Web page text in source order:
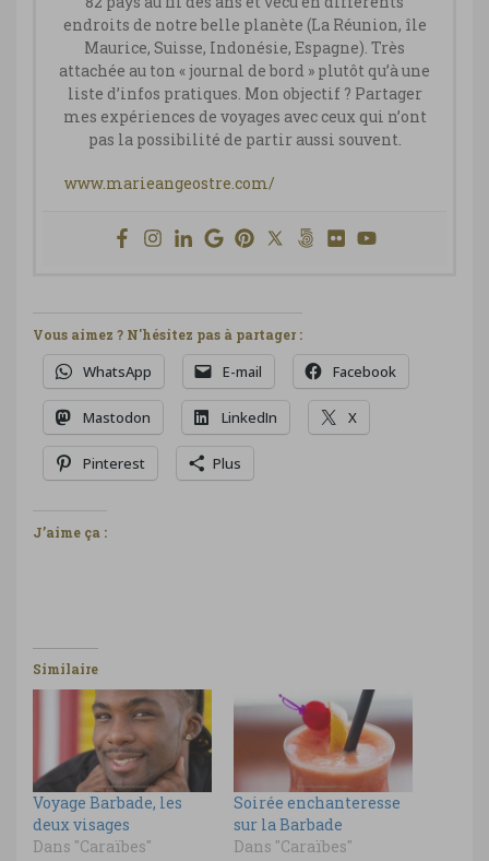
endroits de notre belle planète (La Réunion, île
Maurice, Suisse, Indonésie, Espagne). Très
attachée au ton « journal de bord » plutôt qu’à une
liste d’infos pratiques. Mon objectif ? Partager
mes expériences de voyages avec ceux qui n’ont
pas la possibilité de partir aussi souvent.
www.marieangeostre.com/
Vous aimez ? N'hésitez pas à partager :
WhatsApp E-mail Facebook
Mastodon LinkedIn X
Pinterest Plus
J’aime ça :
Similaire
Voyage Barbade, les
deux visages
Dans "Caraïbes"
Soirée enchanteresse
sur la Barbade
Dans "Caraïbes"